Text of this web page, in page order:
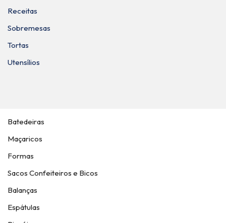
Receitas
Sobremesas
Tortas
Utensílios
Batedeiras
Maçaricos
Formas
Sacos Confeiteiros e Bicos
Balanças
Espátulas